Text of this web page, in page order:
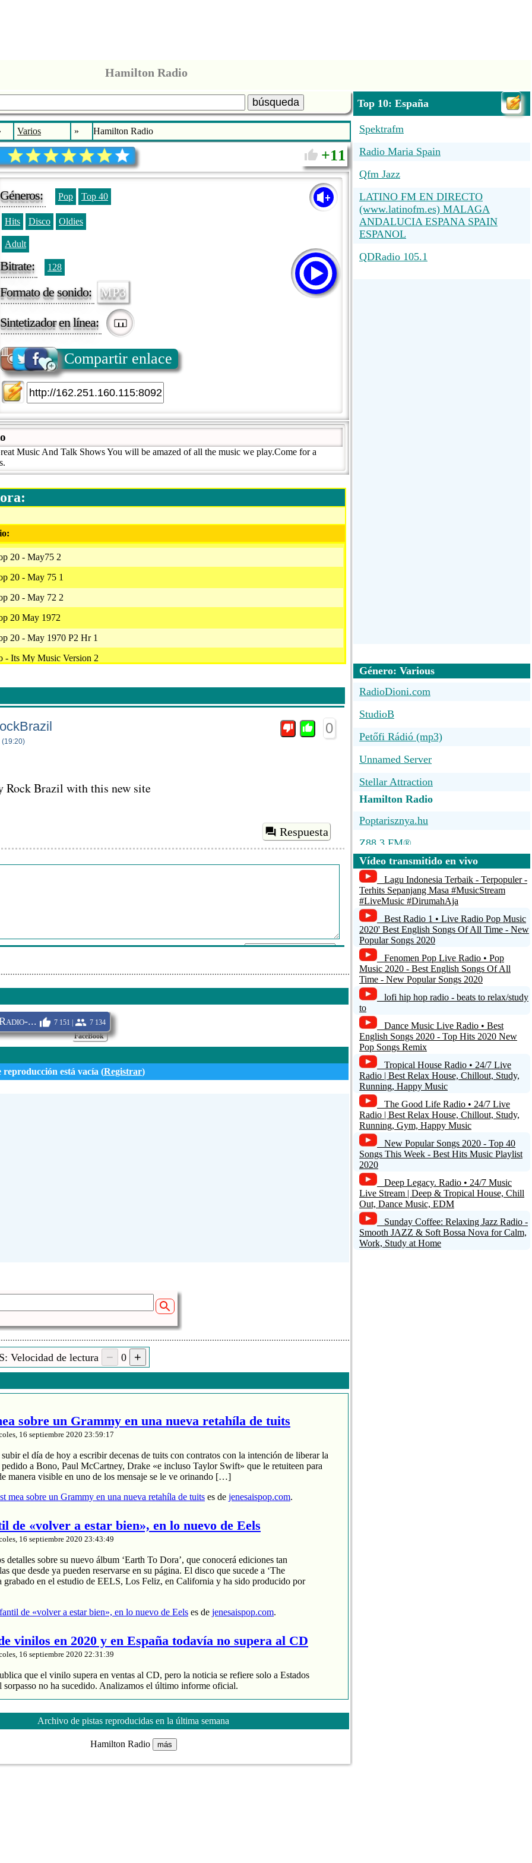
Hamilton Radio
búsqueda
Varios » Hamilton Radio
11
Géneros: Pop Top 40
Hits Disco Oldies
Adult
Bitrate: 128
Formato de sonido: MP3
Sintetizador en línea:
Compartir enlace
Music And Talk Shows You will be amazed of all the music we play.Come for a
20 - May75 2
20 - May 75 1
20 - May 72 2
20 May 1972
20 - May 1970 P2 Hr 1
- Its My Music Version 2
20 - May 1970 R 1
Wagner Show
Of Gold
20 - Theme 74 2
(19:20)
0
Rock Brazil with this new site
Respuesta
Enviar comentario
FaceBook
... 7 151 | 7 134
reproducción está vacía (Registrar)
Velocidad de lectura 0
sobre un Grammy en una nueva retahíla de tuits
16 septiembre 2020 23:59:17
el día de hoy a escribir decenas de tuits con contratos con la intención de liberar la
a Bono, Paul McCartney, Drake «e incluso Taylor Swift» que le retuiteen para
manera visible en uno de los mensaje se le ve orinando […]
mea sobre un Grammy en una nueva retahíla de tuits es de jenesaispop.com.
de «volver a estar bien», en lo nuevo de Eels
16 septiembre 2020 23:43:49
detalles sobre su nuevo álbum ‘Earth To Dora’, que conocerá ediciones tan
que desde ya pueden reservarse en su página. El disco que sucede a ‘The
grabado en el estudio de EELS, Los Feliz, en California y ha sido producido por
de «volver a estar bien», en lo nuevo de Eels es de jenesaispop.com.
vinilos en 2020 y en España todavía no supera al CD
16 septiembre 2020 22:31:39
que el vinilo supera en ventas al CD, pero la noticia se refiere solo a Estados
sorpasso no ha sucedido. Analizamos el último informe oficial.
y divide entre 2 sus ventas
grabada sube un 4% en España
de vinilos en 2020 y en España todavía no supera al CD
Archivo de pistas reproducidas en la última semana
Hamilton Radio más
Top 10: España
Spektrafm
Radio Maria Spain
Qfm Jazz
LATINO FM EN DIRECTO
(www.latinofm.es) MALAGA
ANDALUCIA ESPANA SPAIN
ESPANOL
QDRadio 105.1
Género: Various
RadioDioni.com
StudioB
Petőfi Rádió (mp3)
Unnamed Server
Stellar Attraction
Hamilton Radio
Poptarisznya.hu
Z88.3 FM®
Radio FEST
NativoRock
Space Station Soma from
SomaFM.com [SomaFM]
Vídeo transmitido en vivo
Lagu Indonesia Terbaik - Terpopuler -
Terhits Sepanjang Masa #MusicStream
#LiveMusic #DirumahAja
Best Radio 1 • Live Radio Pop Music
2020' Best English Songs Of All Time - New
Popular Songs 2020
Fenomen Pop Live Radio • Pop
Music 2020 - Best English Songs Of All
Time - New Popular Songs 2020
lofi hip hop radio - beats to relax/study
to
Dance Music Live Radio • Best
English Songs 2020 - Top Hits 2020 New
Pop Songs Remix
Tropical House Radio • 24/7 Live
Radio | Best Relax House, Chillout, Study,
Running, Happy Music
The Good Life Radio • 24/7 Live
Radio | Best Relax House, Chillout, Study,
Running, Gym, Happy Music
New Popular Songs 2020 - Top 40
Songs This Week - Best Hits Music Playlist
2020
Deep Legacy. Radio • 24/7 Music
Live Stream | Deep & Tropical House, Chill
Out, Dance Music, EDM
Sunday Coffee: Relaxing Jazz Radio -
Smooth JAZZ & Soft Bossa Nova for Calm,
Work, Study at Home